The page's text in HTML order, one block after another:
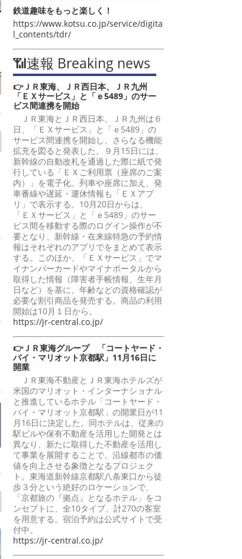
鉄道趣味をもっと楽しく！
https://www.kotsu.co.jp/service/digita
l_contents/tdr/
📶速報 Breaking news
👉ＪＲ東海、ＪＲ西日本、ＪＲ九州
「ＥＸサービス」と「ｅ5489」のサー
ビス間連携を開始
ＪＲ東海とＪＲ西日本、ＪＲ九州は６
日、「ＥＸサービス」と「ｅ5489」の
サービス間連携を開始し、さらなる機能
拡充を図ると発表した。９月15日には、
新幹線の自動改札を通過した際に紙で発
行している「ＥＸご利用票（座席のご案
内）」を電子化。列車や座席に加え、発
車番線や遅延・運休情報も「ＥＸアプ
リ」で表示する。10月20日からは、
「ＥＸサービス」と「ｅ5489」のサー
ビス間を移動する際のログイン操作が不
要となり、新幹線・在来線特急の予約情
報はそれぞれのアプリでをまとめて表示
する。このほか、「ＥＸサービス」でマ
イナンバーカードやマイナポータルから
取得した情報（障害者手帳情報、生年月
日など）を基に、年齢などの資格確認が
必要な割引商品を発売する。商品の利用
開始は10月１日から。
https://jr-central.co.jp/
👉ＪＲ東海グループ 「コートヤード・
バイ・マリオット京都駅」11月16日に
開業
ＪＲ東海不動産とＪＲ東海ホテルズが
米国のマリオット・インターナショナル
と推進しているホテル「コートヤード・
バイ・マリオット京都駅」の開業日が11
月16日に決定した。同ホテルは、従来の
駅ビルや保有不動産を活用した開発とは
異なり、新たに取得した不動産を活用し
て事業を展開することで、沿線都市の価
値を向上させる象徴となるプロジェク
ト。東海道新幹線京都駅八条東口から徒
歩３分という絶好のロケーションで、
「京都旅の『拠点』となるホテル」をコ
ンセプトに、全10タイプ、計270の客室
を用意する。宿泊予約は公式サイトで受
付中。
https://jr-central.co.jp/